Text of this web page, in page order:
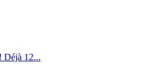
Déjà 12...